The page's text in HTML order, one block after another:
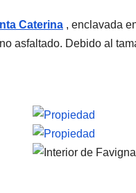
Caterina , enclavada
asfaltado. Debido al